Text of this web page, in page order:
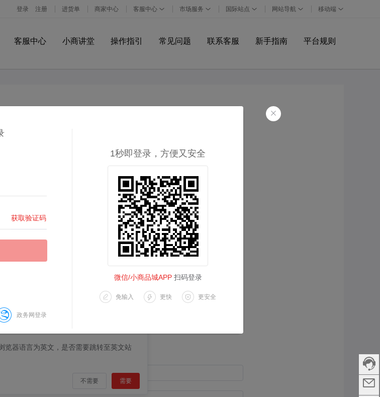
客服中心 小商讲堂 操作指引 常见问题 联系客服 新手指南 平台规则
片、其他贸易纠纷等可在此页面进行投诉。
每张大小2M以内
获取验证码
政务网登录
1秒即登录，方便又安全
微信/小商品城APP扫码登录
免输入 更快 更安全
览器语言为英文，是否需要跳转至英文站
不需要 需要